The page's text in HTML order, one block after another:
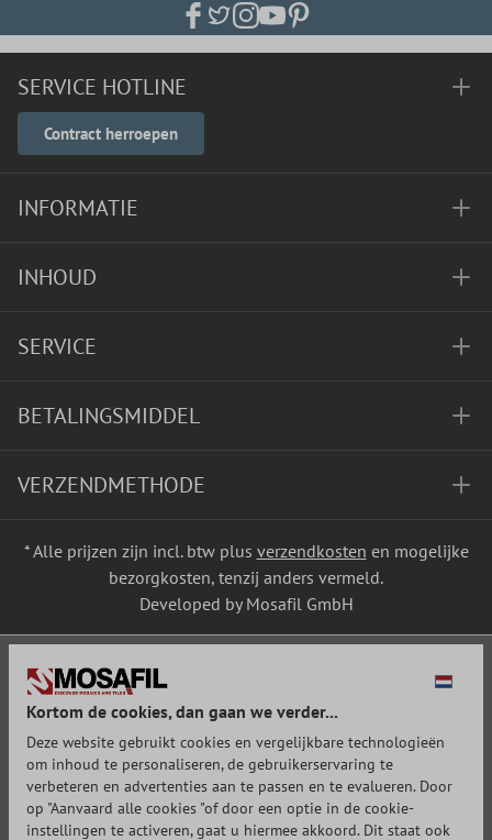
SERVICE HOTLINE
Contract herroepen
INFORMATIE
INHOUD
SERVICE
BETALINGSMIDDEL
VERZENDMETHODE
* Alle prijzen zijn incl. btw plus verzendkosten en mogelijke
bezorgkosten, tenzij anders vermeld.
Developed by Mosafil GmbH
Kortom de cookies, dan gaan we verder...
Deze website gebruikt cookies en vergelijkbare technologieën
om inhoud te personaliseren, de gebruikerservaring te
verbeteren en advertenties aan te passen en te evalueren. Door
op "Aanvaard alle cookies "of door een optie in de cookie-
instellingen te activeren, gaat u hiermee akkoord. Dit staat ook